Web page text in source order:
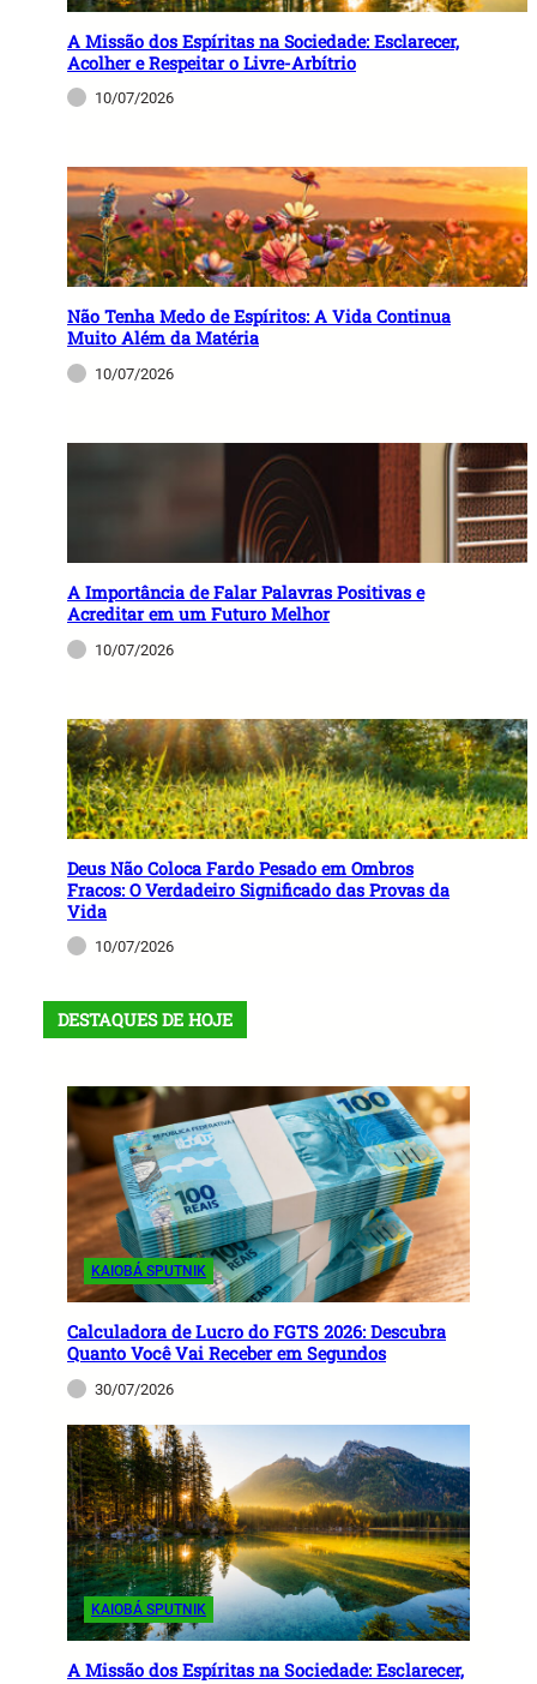
A Missão dos Espíritas na Sociedade: Esclarecer,
Acolher e Respeitar o Livre-Arbítrio
10/07/2026
Não Tenha Medo de Espíritos: A Vida Continua
Muito Além da Matéria
10/07/2026
A Importância de Falar Palavras Positivas e
Acreditar em um Futuro Melhor
10/07/2026
Deus Não Coloca Fardo Pesado em Ombros
Fracos: O Verdadeiro Significado das Provas da
Vida
10/07/2026
DESTAQUES DE HOJE
KAIOBÁ SPUTNIK
Calculadora de Lucro do FGTS 2026: Descubra
Quanto Você Vai Receber em Segundos
30/07/2026
KAIOBÁ SPUTNIK
A Missão dos Espíritas na Sociedade: Esclarecer,